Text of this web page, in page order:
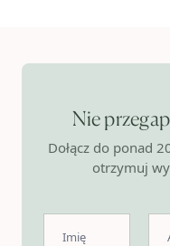
Nie
Dołącz do ponad
otrzymuj